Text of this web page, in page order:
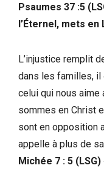
Psaumes 37 :5
l’Éternel, mets
L’injustice remplit
dans les familles,
celui qui nous aime
sommes en Christ
sont en opposition
appelle à plus de
Michée 7 : 5